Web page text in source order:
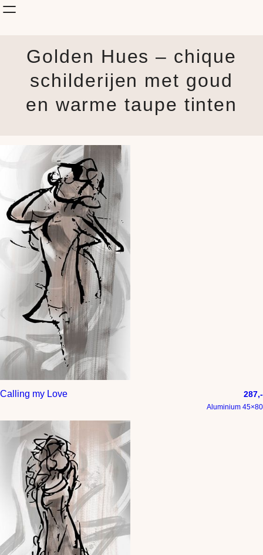
Onderwerp
KunstStijl
Albums
Blog
Golden Hues – chique
schilderijen met goud
en warme taupe tinten
Calling my Love 287,-
Aluminium 45×80